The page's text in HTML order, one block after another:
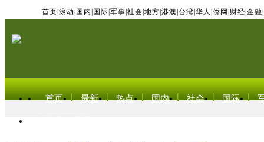
首页 滚动 国内 国际 军事 社会 地方 港澳 台湾 华人 侨网 财经 金融
首页 最新 热点 国内 社会 国际